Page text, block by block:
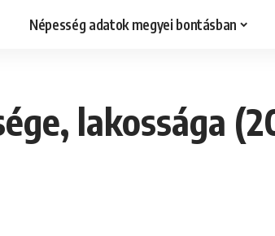
Népesség adatok megyei bontásban
lakossága